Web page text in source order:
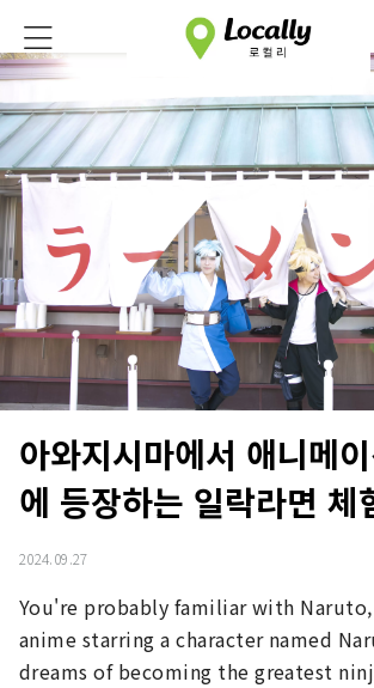
아와지시마에서 애니메
에 등장하는 일락라면 체
2024.09.27
You're probably familiar with
anime starring a character named
dreams of becoming the greatest